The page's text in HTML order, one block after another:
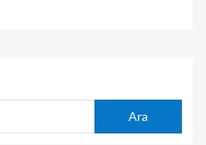
Ara